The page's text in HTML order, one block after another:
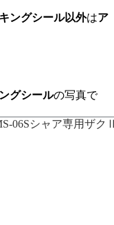
ングシール以外はア
グシールの写真で